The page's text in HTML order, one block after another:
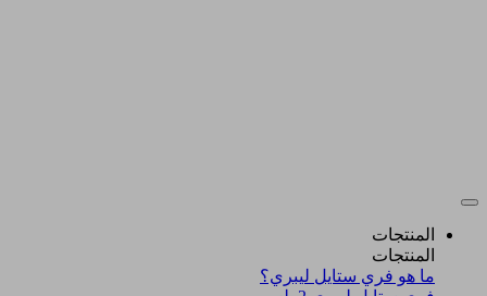
المنتجات
المنتجات
ما هو فري ستايل ليبري؟